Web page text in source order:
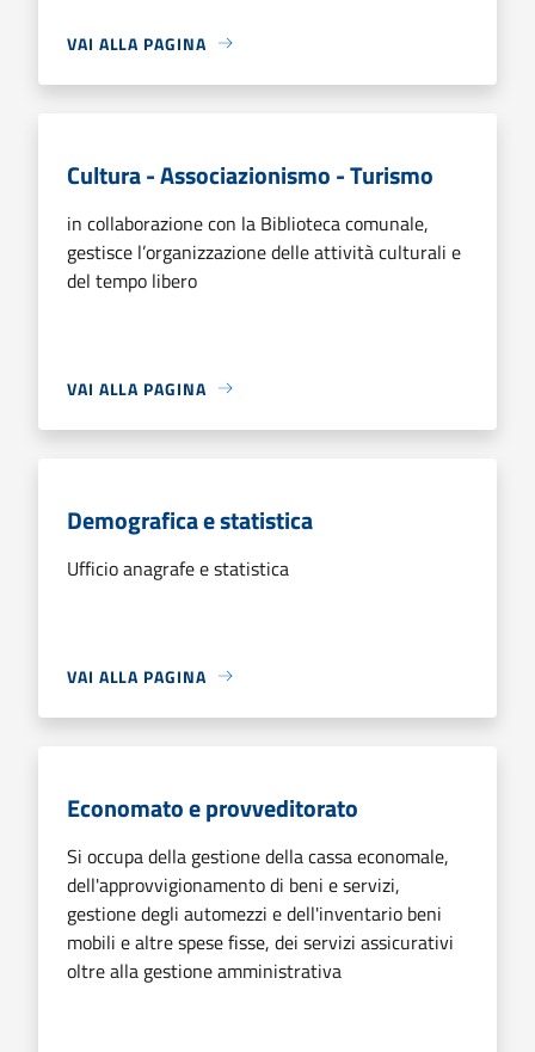
VAI ALLA PAGINA
Cultura - Associazionismo - Turismo
in collaborazione con la Biblioteca comunale,
gestisce l’organizzazione delle attività culturali e
del tempo libero
VAI ALLA PAGINA
Demografica e statistica
Ufficio anagrafe e statistica
VAI ALLA PAGINA
Economato e provveditorato
Si occupa della gestione della cassa economale,
dell'approvvigionamento di beni e servizi,
gestione degli automezzi e dell'inventario beni
mobili e altre spese fisse, dei servizi assicurativi
oltre alla gestione amministrativa